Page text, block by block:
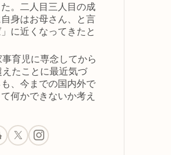
。二人目三人目の成
身はお母さん、と言
に近くなってきたと
育児に専念してから
たことに最近気づ
、今までの国内外で
何かできないか考え